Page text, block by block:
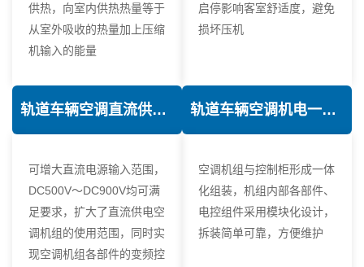
供热，向室内供热热量等于
从室外吸收的热量加上压缩
机输入的能量
启停影响客室舒适度，避免
损坏压机
轨道车辆空调直流供电技术
可增大直流电源输入范围，
DC500V～DC900V均可满
足要求，扩大了直流供电空
调机组的使用范围，同时实
现空调机组各部件的变频控
轨道车辆空调机电一体化技术
空调机组与控制柜形成一体
化组装，机组内部各部件、
电控组件采用模块化设计，
拆装简单可靠，方便维护